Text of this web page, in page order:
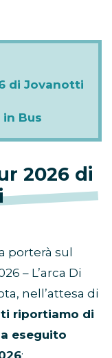
di Jovanotti
Bus
2026 di
porterà sul
– L’arca Di
nell’attesa di
ti riportiamo di
eseguito